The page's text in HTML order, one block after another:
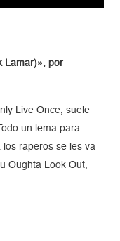
Lamar)», por
Live Once, suele
un lema para
raperos se les va
Oughta Look Out,